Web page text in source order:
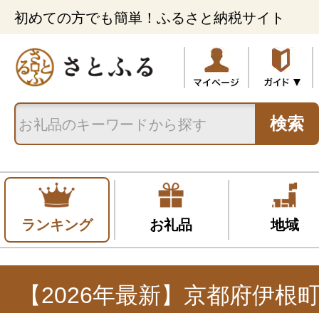
初めての方でも簡単！ふるさと納税サイト
検索
ランキング お礼品 地域
【2026年最新】京都府伊根